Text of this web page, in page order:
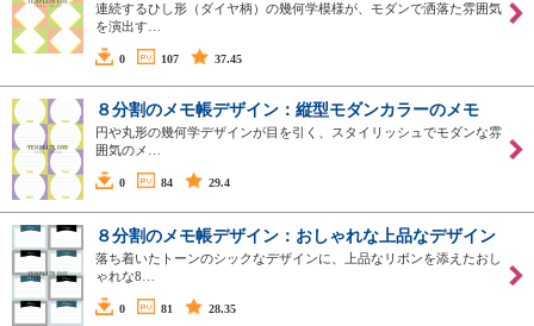
連続するひし形（ダイヤ柄）の幾何学模様が、モダンで洒落た雰囲気
を演出す…
0 107 37.45
８分割のメモ帳デザイン：縦型モダンカラーのメモ
円や丸形の幾何学デザインが目を引く、スタイリッシュでモダンな雰
囲気のメ…
0 84 29.4
８分割のメモ帳デザイン：おしゃれな上品なデザイン
落ち着いたトーンのシックなデザインに、上品なリボンを添えたおし
ゃれな8…
0 81 28.35